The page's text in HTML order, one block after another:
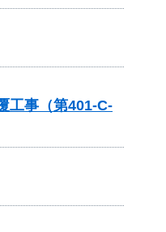
工事（第401-C-